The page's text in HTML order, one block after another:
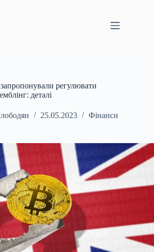
запропонували регулювати
деталі
25.05.2023 Фінанси